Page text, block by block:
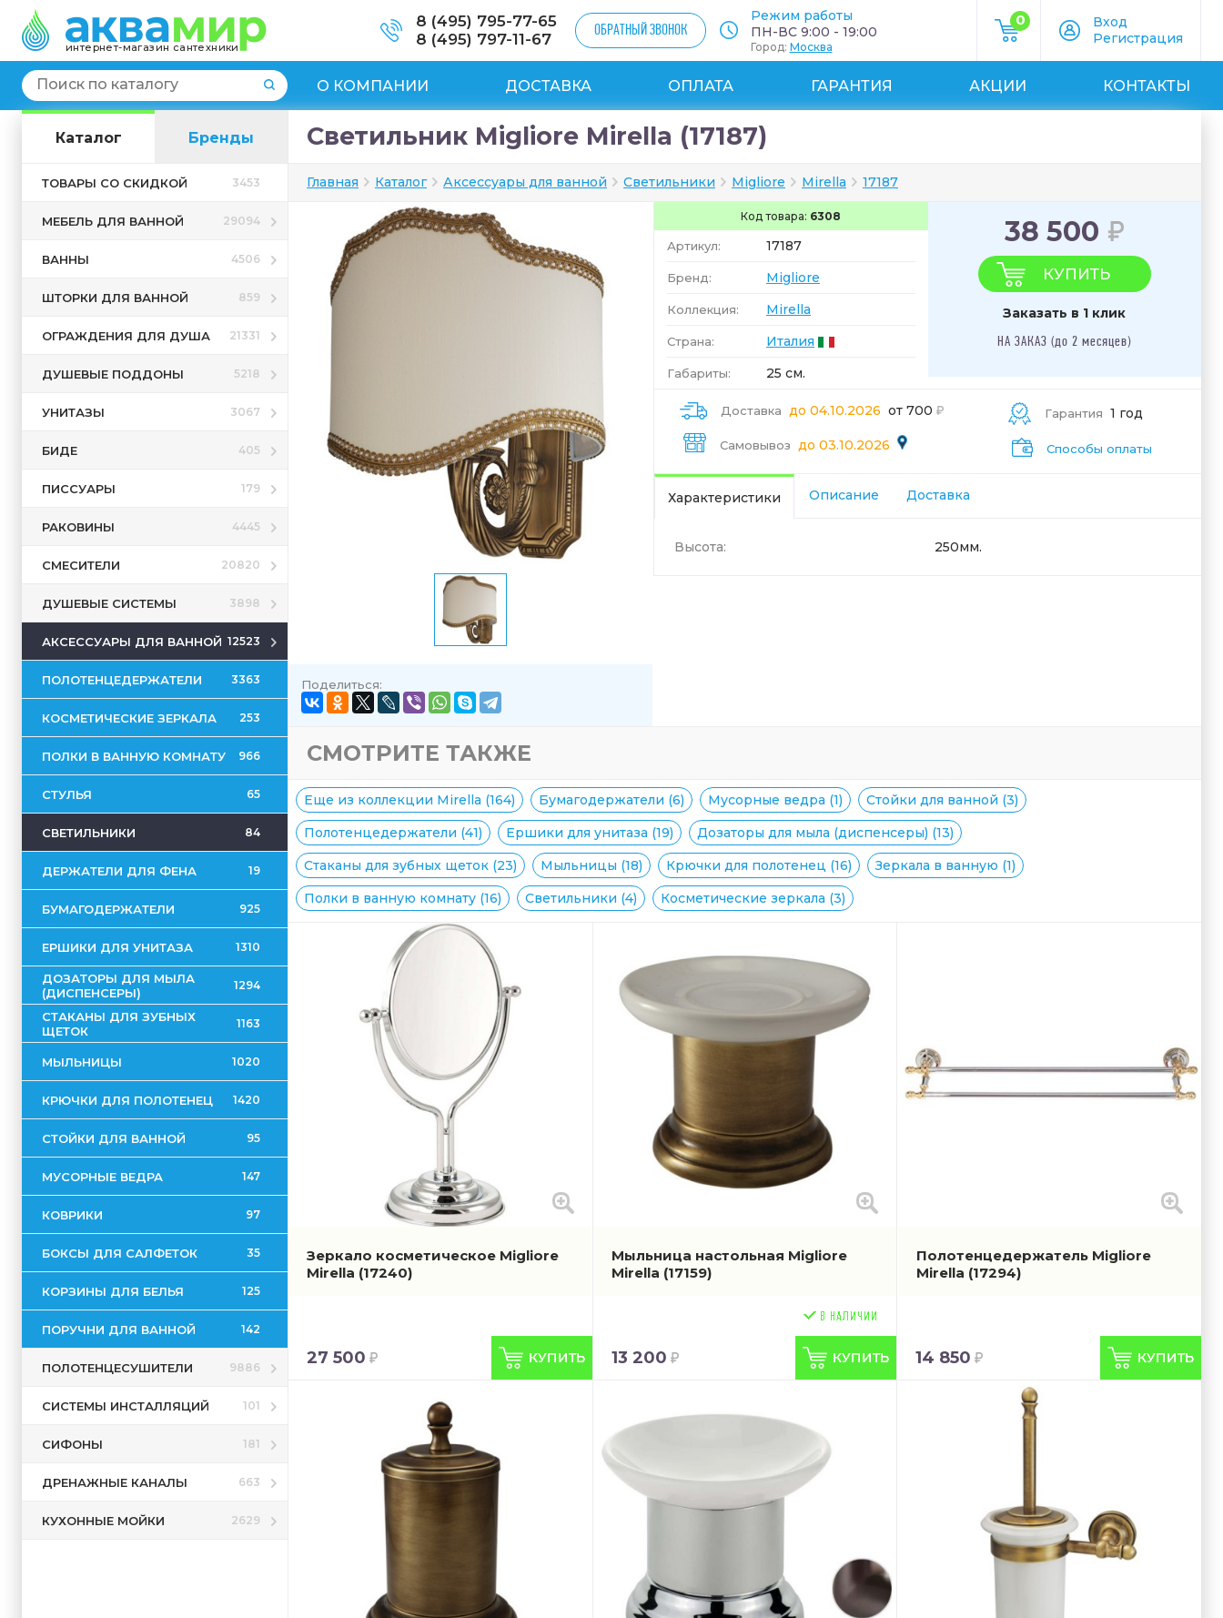
интернет-магазин сантехники
8 (495) 795-77-65
8 (495) 797-11-67
ОБРАТНЫЙ ЗВОНОК
Режим работы
ПН-ВС 9:00 - 19:00
Город: Москва
0
Вход
Регистрация
О КОМПАНИИ ДОСТАВКА ОПЛАТА ГАРАНТИЯ АКЦИИ КОНТАКТЫ
Каталог Бренды
ТОВАРЫ СО СКИДКОЙ 3453
МЕБЕЛЬ ДЛЯ ВАННОЙ 29094
ВАННЫ 4506
ШТОРКИ ДЛЯ ВАННОЙ 859
ОГРАЖДЕНИЯ ДЛЯ ДУША 21331
ДУШЕВЫЕ ПОДДОНЫ 5218
УНИТАЗЫ 3067
БИДЕ 405
ПИССУАРЫ 179
РАКОВИНЫ 4445
СМЕСИТЕЛИ 20820
ДУШЕВЫЕ СИСТЕМЫ 3898
АКСЕССУАРЫ ДЛЯ ВАННОЙ 12523
ПОЛОТЕНЦЕДЕРЖАТЕЛИ 3363
КОСМЕТИЧЕСКИЕ ЗЕРКАЛА 253
ПОЛКИ В ВАННУЮ КОМНАТУ 966
СТУЛЬЯ 65
СВЕТИЛЬНИКИ 84
ДЕРЖАТЕЛИ ДЛЯ ФЕНА 19
БУМАГОДЕРЖАТЕЛИ 925
ЕРШИКИ ДЛЯ УНИТАЗА 1310
ДОЗАТОРЫ ДЛЯ МЫЛА
(ДИСПЕНСЕРЫ)
1294
СТАКАНЫ ДЛЯ ЗУБНЫХ
ЩЕТОК
1163
МЫЛЬНИЦЫ 1020
КРЮЧКИ ДЛЯ ПОЛОТЕНЕЦ 1420
СТОЙКИ ДЛЯ ВАННОЙ 95
МУСОРНЫЕ ВЕДРА 147
КОВРИКИ 97
БОКСЫ ДЛЯ САЛФЕТОК 35
КОРЗИНЫ ДЛЯ БЕЛЬЯ 125
ПОРУЧНИ ДЛЯ ВАННОЙ 142
ПОЛОТЕНЦЕСУШИТЕЛИ 9886
СИСТЕМЫ ИНСТАЛЛЯЦИЙ 101
СИФОНЫ 181
ДРЕНАЖНЫЕ КАНАЛЫ 663
КУХОННЫЕ МОЙКИ 2629
Светильник Migliore Mirella (17187)
Главная Каталог Аксессуары для ванной Светильники Migliore Mirella 17187
Поделиться:
Код товара: 6308
Артикул: 17187
Бренд: Migliore
Коллекция: Mirella
Страна: Италия
Габариты: 25 см.
38 500
КУПИТЬ
Заказать в 1 клик
НА ЗАКАЗ (до 2 месяцев)
Доставка до 04.10.2026 от 700
Самовывоз до 03.10.2026
Гарантия 1 год
Способы оплаты
Характеристики Описание Доставка
Высота: 250мм.
СМОТРИТЕ ТАКЖЕ
Еще из коллекции Mirella (164) Бумагодержатели (6) Мусорные ведра (1)
Стойки для ванной (3)
Полотенцедержатели (41)
Ершики для унитаза (19)
Дозаторы для мыла (диспенсеры) (13)
Стаканы для зубных щеток (23)
Мыльницы (18) Крючки для полотенец (16)
Зеркала в ванную (1)
Полки в ванную комнату (16)
Светильники (4) Косметические зеркала (3)
Зеркало косметическое Migliore
Mirella (17240)
27 500
Мыльница настольная Migliore
Mirella (17159)
13 200
Полотенцедержатель Migliore
Mirella (17294)
14 850